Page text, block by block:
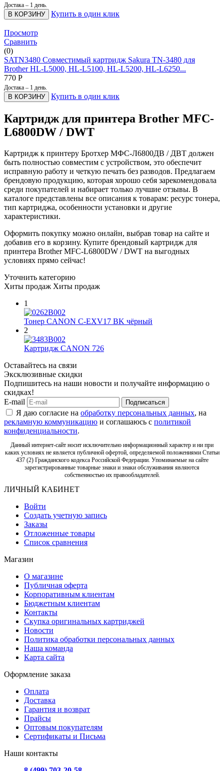
Достака – 1 день.
В КОРЗИНУ Купить в один клик
Просмотр
Сравнить
(0)
SATN3480 Совместимый картридж Sakura TN-3480 для
Brother HL-L5000, HL-L5100, HL-L5200, HL-L6250...
770 Р
Достака – 1 день.
В КОРЗИНУ Купить в один клик
Картридж для принтера Brother MFC-
L6800DW / DWT
Картридж к принтеру Бротхер МФС-Л6800ДВ / ДВТ должен
быть полностью совместим с устройством, это обеспечит
исправную работу и четкую печать без разводов. Предлагаем
брендовую продукцию, которая хорошо себя зарекомендовала
среди покупателей и набирает только лучшие отзывы. В
каталоге представлены все описания к товарам: ресурс тонера,
тип картриджа, особенности установки и другие
характеристики.
Оформить покупку можно онлайн, выбрав товар на сайте и
добавив его в корзину. Купите брендовый картридж для
принтера Brother MFC-L6800DW / DWT на выгодных
условиях прямо сейчас!
Уточнить категорию
Хиты продаж Хиты продаж
1
Тонер CANON C-EXV17 BK чёрный
2
Картридж CANON 726
Оставайтесь на связи
Эксклюзивные скидки
Подпишитесь на наши новости и получайте информацию о
скидках!
E-mail
Подписаться
Я даю согласие на обработку персональных данных, на
рекламную коммуникацию и соглашаюсь с политикой
конфиденциальности.
Данный интернет-сайт носит исключительно информационный характер и ни при
каких условиях не является публичной офертой, определяемой положениями Статьи
437 (2) Гражданского кодекса Российской Федерации. Упоминаемые на сайте
зарегистрированные товарные знаки и знаки обслуживания являются
собственностью их правообладателей.
ЛИЧНЫЙ КАБИНЕТ
Войти
Создать учетную запись
Заказы
Отложенные товары
Список сравнения
Магазин
О магазине
Публичная оферта
Корпоративным клиентам
Бюджетным клиентам
Контакты
Скупка оригинальных картриджей
Новости
Политика обработки персональных данных
Наша команда
Карта сайта
Оформление заказа
Оплата
Доставка
Гарантия и возврат
Прайсы
Оптовым покупателям
Сертификаты и Письма
Наши контакты